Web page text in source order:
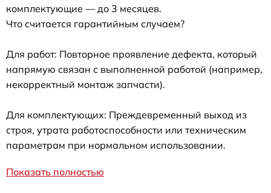
комплектующие — до 3 месяцев.
Что считается гарантийным случаем?
Для работ: Повторное проявление дефекта, который
напрямую связан с выполненной работой (например,
некорректный монтаж запчасти).
Для комплектующих: Преждевременный выход из
строя, утрата работоспособности или техническим
параметрам при нормальном использовании.
Показать полностью